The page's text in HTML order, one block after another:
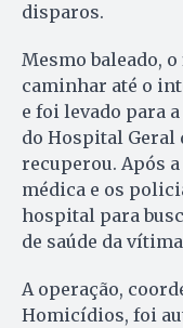
disparos.
Mesmo baleado,
caminhar até o
e foi levado para
do Hospital Geral
recuperou. Após
médica e os
hospital para
de saúde da
A operação,
Homicídios, foi